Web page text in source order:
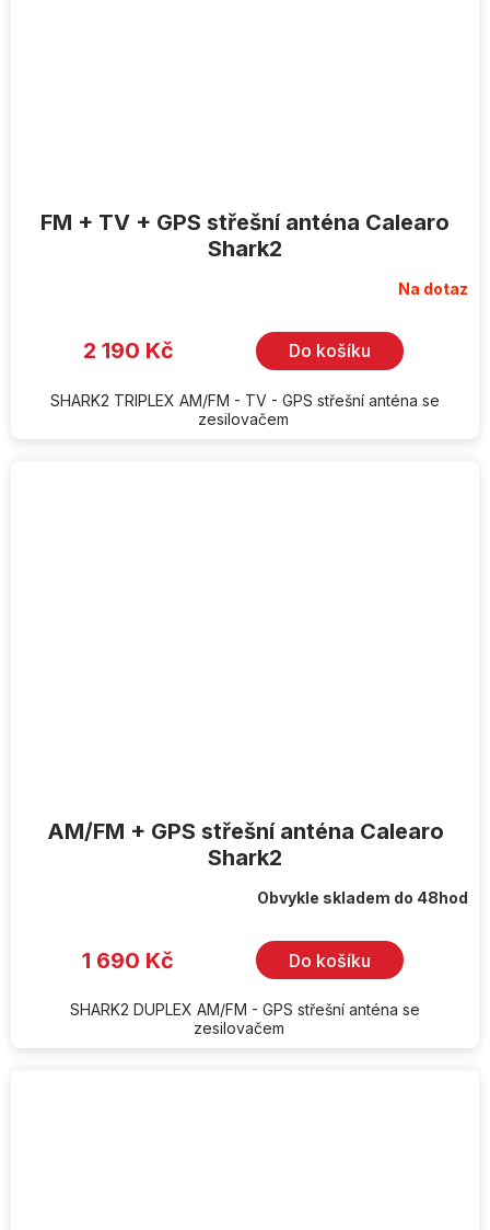
FM + TV + GPS střešní anténa Calearo
Shark2
Na dotaz
2 190 Kč Do košíku
SHARK2 TRIPLEX AM/FM - TV - GPS střešní anténa se
zesilovačem
AM/FM + GPS střešní anténa Calearo
Shark2
Obvykle skladem do 48hod
1 690 Kč Do košíku
SHARK2 DUPLEX AM/FM - GPS střešní anténa se
zesilovačem